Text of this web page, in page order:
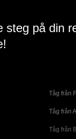
steg på din
Tåg från
Tåg från
Tåg från